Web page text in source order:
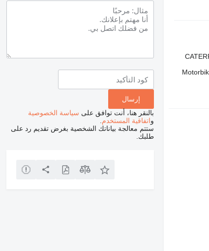
بالنقر هنا، أنت توافق على سياسة الخصوصية
واتفاقية المستخدم
ستتم معالجة بياناتك الشخصية بغرض تقديم رد على
طلبك.